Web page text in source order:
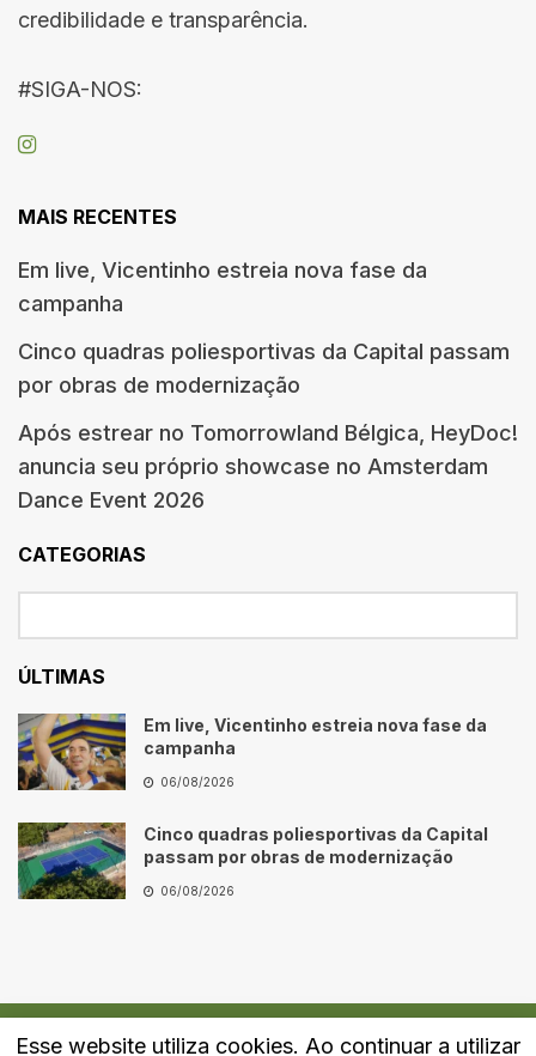
credibilidade e transparência.
#SIGA-NOS:
MAIS RECENTES
Em live, Vicentinho estreia nova fase da
campanha
Cinco quadras poliesportivas da Capital passam
por obras de modernização
Após estrear no Tomorrowland Bélgica, HeyDoc!
anuncia seu próprio showcase no Amsterdam
Dance Event 2026
CATEGORIAS
ÚLTIMAS
Em live, Vicentinho estreia nova fase da
campanha
06/08/2026
Cinco quadras poliesportivas da Capital
passam por obras de modernização
06/08/2026
Esse website utiliza cookies. Ao continuar a utilizar